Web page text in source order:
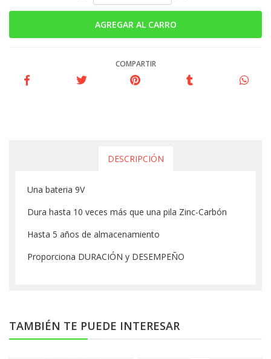
COMPARTIR
DESCRIPCIÓN
Una bateria 9V
Dura hasta 10 veces más que una pila Zinc-Carbón
Hasta 5 años de almacenamiento
Proporciona DURACIÓN y DESEMPEÑO
TAMBIÉN TE PUEDE INTERESAR